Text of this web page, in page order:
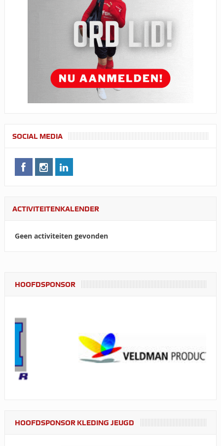
SOCIAL MEDIA
ACTIVITEITENKALENDER
Geen activiteiten gevonden
HOOFDSPONSOR
HOOFDSPONSOR KLEDING JEUGD